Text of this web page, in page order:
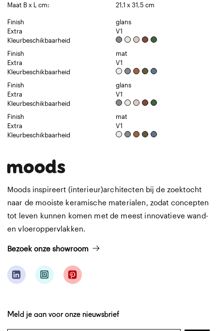
Maat B x L cm: 21,1 x 31,5 cm
Finish
glans
Extra
V1
Kleurbeschikbaarheid
Finish
mat
Extra
V1
Kleurbeschikbaarheid
Finish
glans
Extra
V1
Kleurbeschikbaarheid
Finish
mat
Extra
V1
Kleurbeschikbaarheid
Moods inspireert (interieur)architecten bij de zoektocht
naar de mooiste keramische materialen, zodat concepten
tot leven kunnen komen met de meest innovatieve wand-
en vloeroppervlakken.
Bezoek onze showroom
Meld je aan voor onze nieuwsbrief